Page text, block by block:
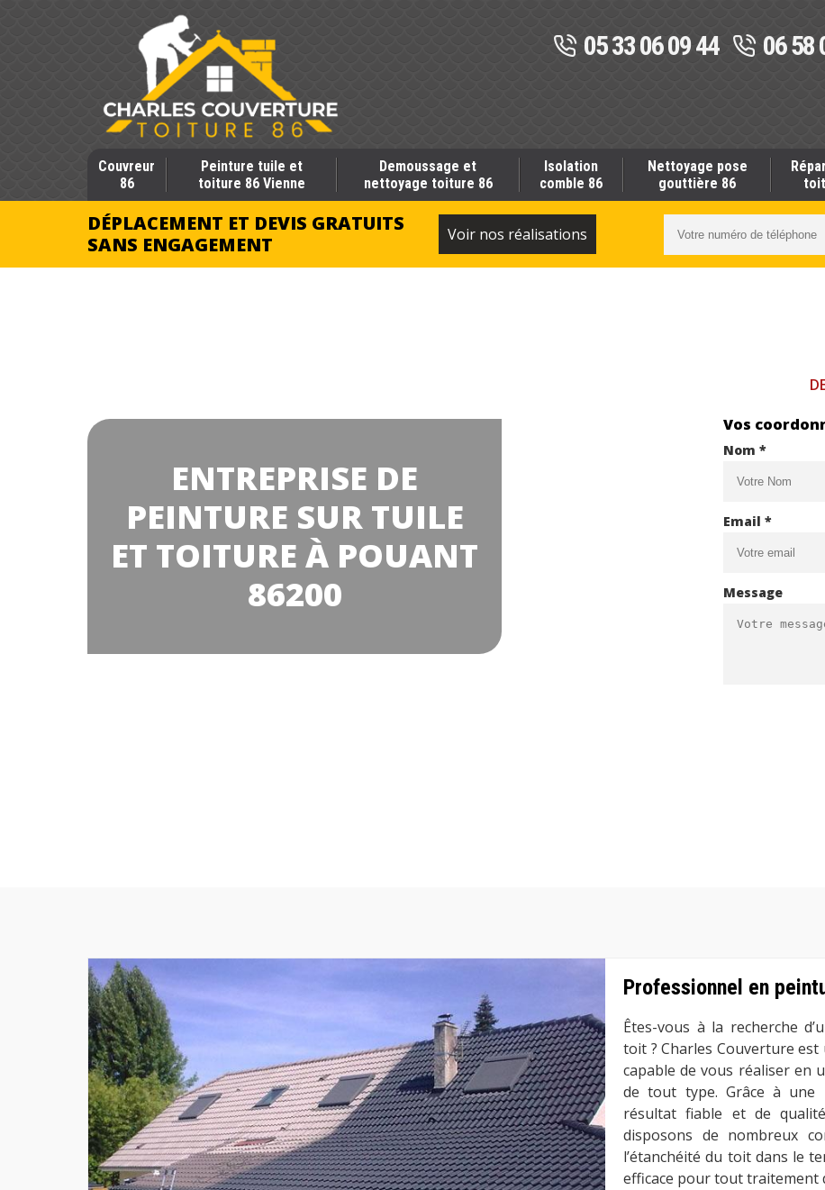
05 33 06 09 44 06 58
Couvreur
86
Peinture tuile et
toiture 86 Vienne
Demoussage et
nettoyage toiture 86
Isolation
comble 86
Nettoyage pose
gouttière 86
DÉPLACEMENT ET DEVIS GRATUITS
SANS ENGAGEMENT
Voir nos réalisations
ENTREPRISE DE
PEINTURE SUR TUILE
ET TOITURE À POUANT
86200
Vos
Nom *
Email *
Message
Professionnel en
Êtes-vous à la recherche
toit ? Charles Couverture
capable de vous réaliser en
de tout type. Grâce à une
résultat fiable et de
disposons de nombreux
l’étanchéité du toit dans le
efficace pour tout traitement